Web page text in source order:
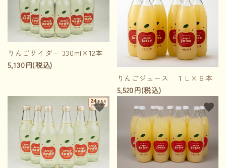
りんごサイダー 330ml×12本
5,130円(税込)
りんごジュース １Ｌ×６本
5,520円(税込)
favorite favorite